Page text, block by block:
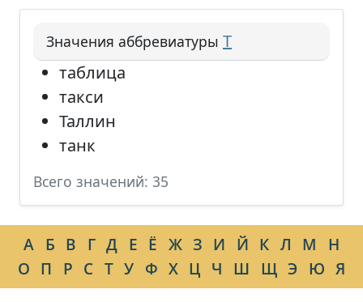
Значения аббревиатуры Т
таблица
такси
Таллин
танк
Всего значений: 35
А Б В Г Д Е Ё Ж З И Й К Л М
Н
О П Р С Т У Ф Х Ц Ч Ш Щ Э Ю Я